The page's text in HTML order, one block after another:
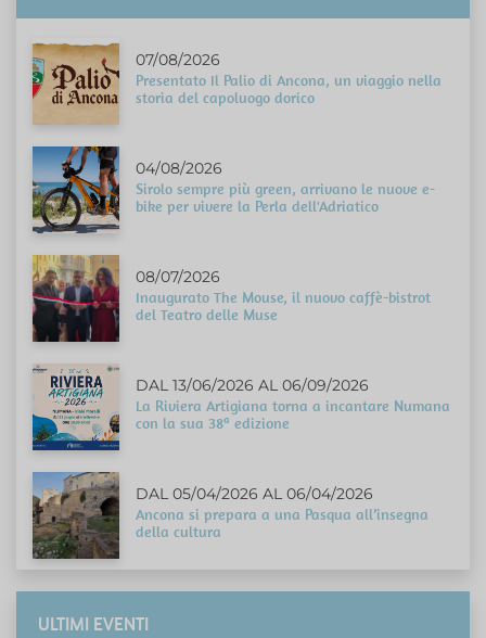
07/08/2026
Presentato Il Palio di Ancona, un viaggio nella
storia del capoluogo dorico
04/08/2026
Sirolo sempre più green, arrivano le nuove e-
bike per vivere la Perla dell'Adriatico
08/07/2026
Inaugurato The Mouse, il nuovo caffè-bistrot
del Teatro delle Muse
DAL 13/06/2026 AL 06/09/2026
La Riviera Artigiana torna a incantare Numana
con la sua 38ª edizione
DAL 05/04/2026 AL 06/04/2026
Ancona si prepara a una Pasqua all’insegna
della cultura
ULTIMI EVENTI